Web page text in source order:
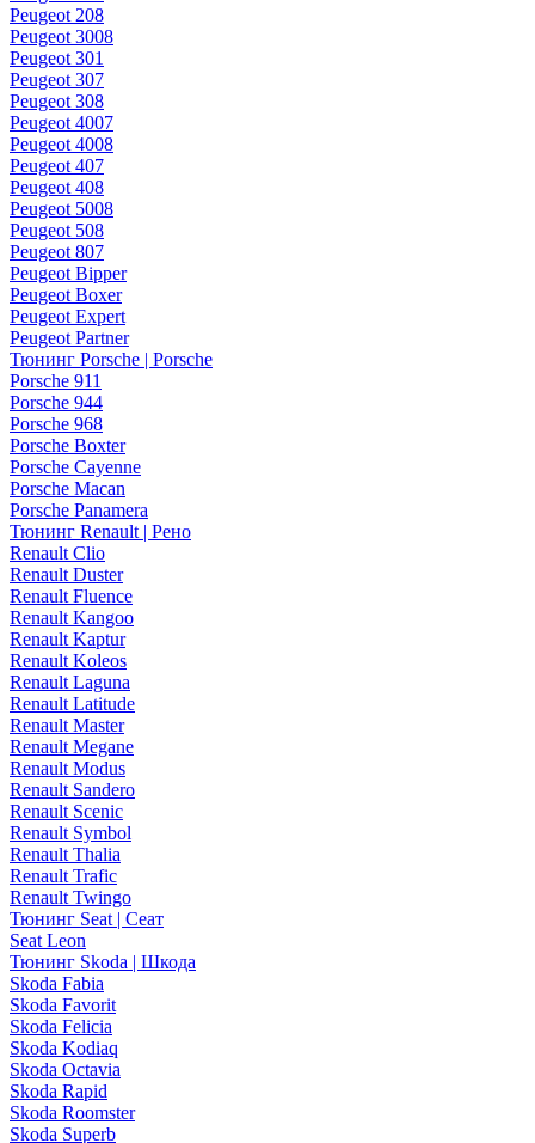
Peugeot 208
Peugeot 3008
Peugeot 301
Peugeot 307
Peugeot 308
Peugeot 4007
Peugeot 4008
Peugeot 407
Peugeot 408
Peugeot 5008
Peugeot 508
Peugeot 807
Peugeot Bipper
Peugeot Boxer
Peugeot Expert
Peugeot Partner
Тюнинг Porsche | Porsche
Porsche 911
Porsche 944
Porsche 968
Porsche Boxter
Porsche Cayenne
Porsche Macan
Porsche Panamera
Тюнинг Renault | Рено
Renault Clio
Renault Duster
Renault Fluence
Renault Kangoo
Renault Kaptur
Renault Koleos
Renault Laguna
Renault Latitude
Renault Master
Renault Megane
Renault Modus
Renault Sandero
Renault Scenic
Renault Symbol
Renault Thalia
Renault Trafic
Renault Twingo
Тюнинг Seat | Сеат
Seat Leon
Тюнинг Skoda | Шкода
Skoda Fabia
Skoda Favorit
Skoda Felicia
Skoda Kodiaq
Skoda Octavia
Skoda Rapid
Skoda Roomster
Skoda Superb